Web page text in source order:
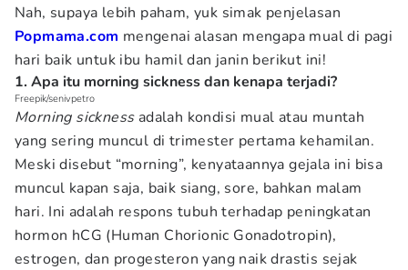
Nah, supaya lebih paham, yuk simak penjelasan
Popmama.com mengenai alasan mengapa mual di pagi
hari baik untuk ibu hamil dan janin berikut ini!
1. Apa itu morning sickness dan kenapa terjadi?
Freepik/senivpetro
Morning sickness adalah kondisi mual atau muntah
yang sering muncul di trimester pertama kehamilan.
Meski disebut “morning”, kenyataannya gejala ini bisa
muncul kapan saja, baik siang, sore, bahkan malam
hari. Ini adalah respons tubuh terhadap peningkatan
hormon hCG (Human Chorionic Gonadotropin),
estrogen, dan progesteron yang naik drastis sejak